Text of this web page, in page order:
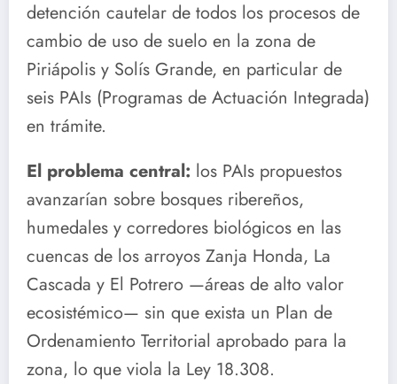
detención cautelar de todos los procesos de
cambio de uso de suelo en la zona de
Piriápolis y Solís Grande, en particular de
seis PAIs (Programas de Actuación Integrada)
en trámite.
El problema central: los PAIs propuestos
avanzarían sobre bosques ribereños,
humedales y corredores biológicos en las
cuencas de los arroyos Zanja Honda, La
Cascada y El Potrero —áreas de alto valor
ecosistémico— sin que exista un Plan de
Ordenamiento Territorial aprobado para la
zona, lo que viola la Ley 18.308.